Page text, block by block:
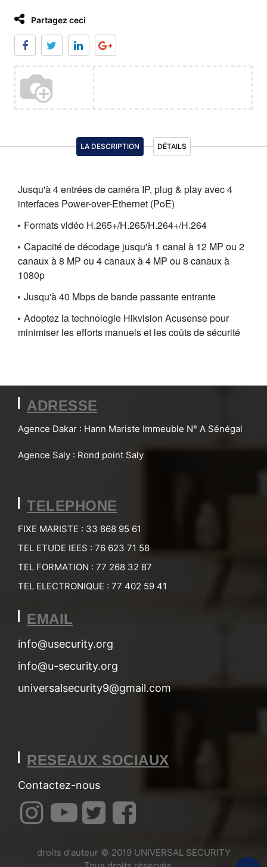
Partagez ceci
LA DESCRIPTION DÉTAILS
Jusqu'à 4 entrées de caméra IP, plug & play avec 4
interfaces Power-over-Ethernet (PoE)
Formats vidéo H.265+/H.265/H.264+/H.264
Capacité de décodage jusqu'à 1 canal à 12 MP ou 2
canaux à 8 MP ou 4 canaux à 4 MP ou 8 canaux à
1080p
Jusqu'à 40 Mbps de bande passante entrante
Adoptez la technologie Hikvision Acusense pour
minimiser les efforts manuels et les coûts de sécurité
ADRESSE
Agence Dakar : Hann Mariste Immeuble N° A Sénégal
Agence Saly : Rond point Saly
TELEPHONE
FIXE MARISTE : 33 868 95 61
TEL ETUDE IEES : 76 623 71 58
TEL FORMATION : 77 268 32 87
TEL ELECTRONIQUE : 77 402 59 41
EMAIL
info@usecurity.org
info@u-security.org
universalsecurity9@gmail.com
RESEAUX SOCIAUX
Contactez-nous
droits d'auteur © 2019 UNIVERSAL SECURITY